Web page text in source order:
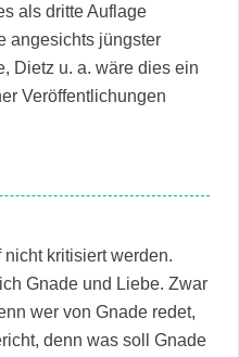
als dritte Auflage
angesichts jüngster
Dietz u. a. wäre dies ein
Veröffentlichungen
kritisiert werden.
Gnade und Liebe. Zwar
wer von Gnade redet,
denn was soll Gnade